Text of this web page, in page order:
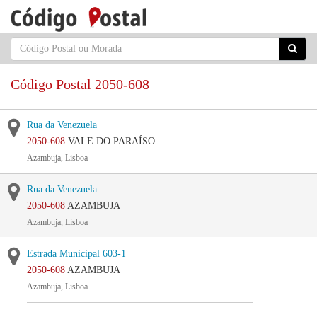
Código Postal 2050-608
Rua da Venezuela
2050-608 VALE DO PARAÍSO
Azambuja, Lisboa
Rua da Venezuela
2050-608 AZAMBUJA
Azambuja, Lisboa
Estrada Municipal 603-1
2050-608 AZAMBUJA
Azambuja, Lisboa